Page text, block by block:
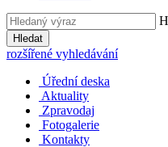
Hledat
rozšířené vyhledávání
Úřední deska
Aktuality
Zpravodaj
Fotogalerie
Kontakty